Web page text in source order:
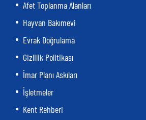
Afet Toplanma Alanları
Hayvan Bakımevi
Evrak Doğrulama
Gizlilik Politikası
İmar Planı Askıları
İşletmeler
Kent Rehberi